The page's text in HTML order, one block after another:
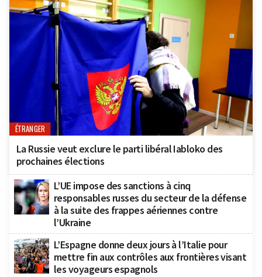
ÉTRANGER
La Russie veut exclure le parti libéral Iabloko des
prochaines élections
L’UE impose des sanctions à cinq
responsables russes du secteur de la défense
à la suite des frappes aériennes contre
l’Ukraine
L’Espagne donne deux jours à l’Italie pour
mettre fin aux contrôles aux frontières visant
les voyageurs espagnols